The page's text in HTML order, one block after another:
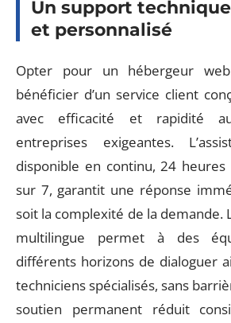
Un support
et personnalisé
Opter pour un hébergeur
bénéficier d’un service client
avec efficacité et rapidité
entreprises exigeantes.
disponible en continu, 24
sur 7, garantit une réponse
soit la complexité de la demande.
multilingue permet à des
différents horizons de dialoguer
techniciens spécialisés, sans
soutien permanent réduit